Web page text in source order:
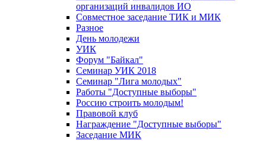
организаций инвалидов ИО
Совместное заседание ТИК и МИК
Разное
День молодежи
УИК
Форум "Байкал"
Семинар УИК 2018
Семинар "Лига молодых"
Работы "Доступные выборы"
Россию строить молодым!
Правовой клуб
Награждение "Доступные выборы"
Заседание МИК